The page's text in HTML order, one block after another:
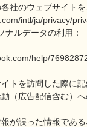
社のウェブサイトを
intl/ja/privacy/
ナルデータの利用：
help/
トを訪問した際に
（広告配信含む）へ
が誤った情報であ